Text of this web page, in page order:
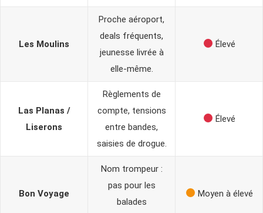
Les Moulins
Proche aéroport,
deals fréquents,
jeunesse livrée à
elle-même.
Élevé
Las Planas /
Liserons
Règlements de
compte, tensions
entre bandes,
saisies de drogue.
Élevé
Bon Voyage
Nom trompeur :
pas pour les
balades
Moyen à élevé